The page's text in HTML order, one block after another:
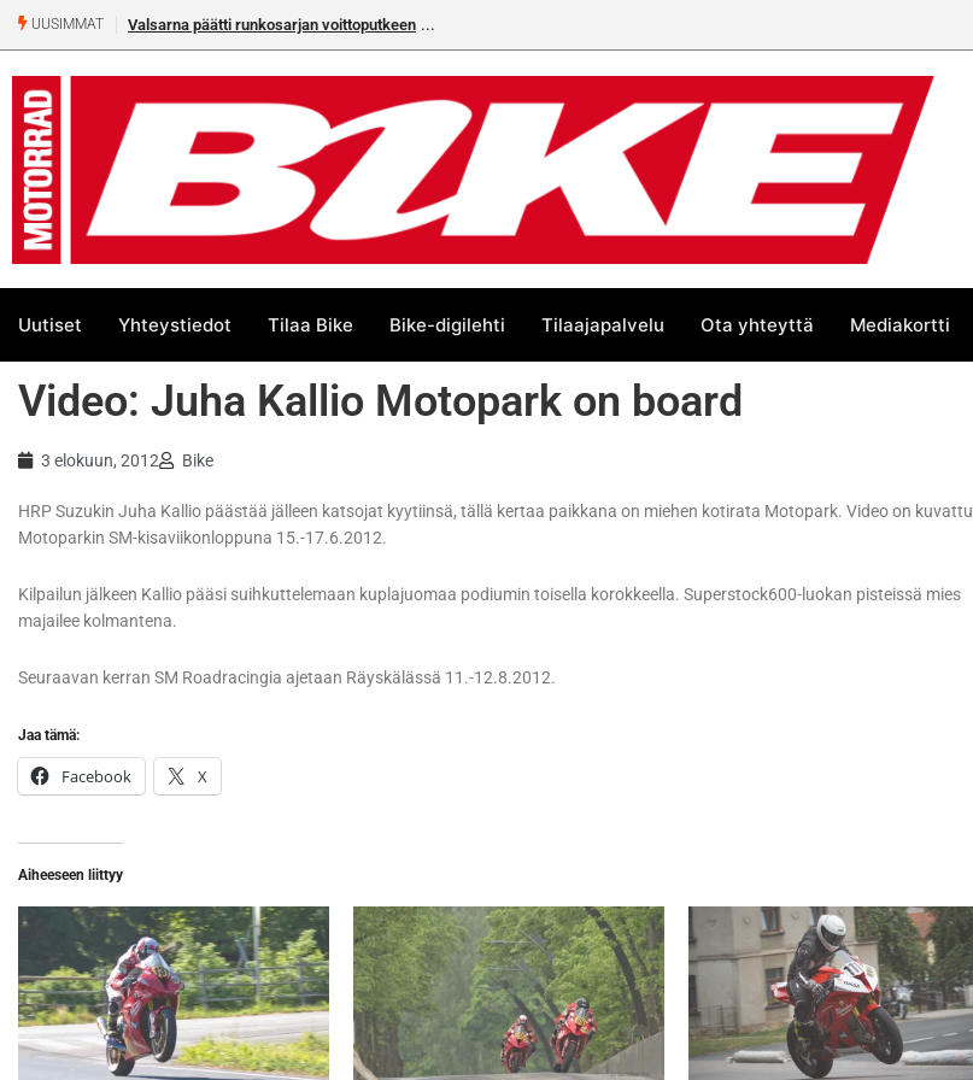
UUSIMMAT Valsarna päätti runkosarjan voittoputkeen
Uutiset Yhteystiedot Tilaa Bike Bike-digilehti Tilaajapalvelu Ota yhteyttä Mediakortti
Video: Juha Kallio Motopark on board
3 elokuun, 2012 Bike
HRP Suzukin Juha Kallio päästää jälleen katsojat kyytiinsä, tällä kertaa paikkana on miehen kotirata Motopark. Video on kuvattu
Motoparkin SM-kisaviikonloppuna 15.-17.6.2012.
Kilpailun jälkeen Kallio pääsi suihkuttelemaan kuplajuomaa podiumin toisella korokkeella. Superstock600-luokan pisteissä mies
majailee kolmantena.
Seuraavan kerran SM Roadracingia ajetaan Räyskälässä 11.-12.8.2012.
Jaa tämä:
Facebook X
Aiheeseen liittyy